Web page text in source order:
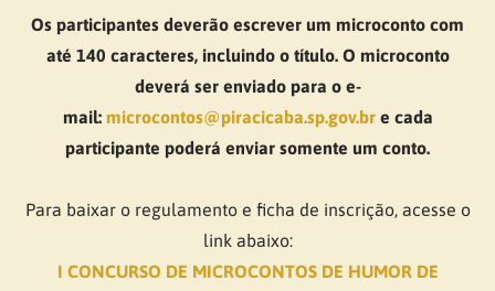
Os participantes deverão escrever um microconto com
até 140 caracteres, incluindo o título. O microconto
deverá ser enviado para o e-
mail: microcontos@piracicaba.sp.gov.bre cada
participante poderá enviar somente um conto.
Para baixar o regulamento e ficha de inscrição, acesse o
link abaixo:
I CONCURSO DE MICROCONTOS DE HUMOR DE